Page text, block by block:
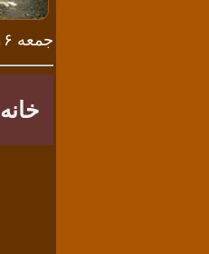
جمعه ۱۶ مرداد ۱۴۰۵ / Friday 7th August 2026
خانه